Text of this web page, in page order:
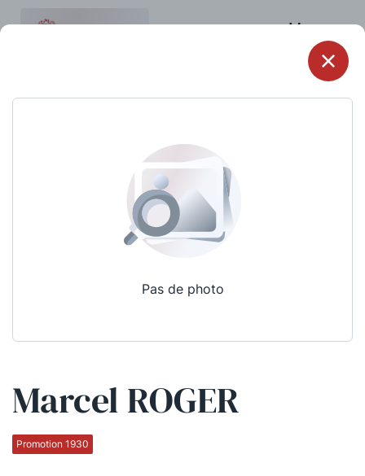
Menu
Pas de photo
Marcel ROGER
Promotion 1930
Qui sommes-nous ?
La Conférence